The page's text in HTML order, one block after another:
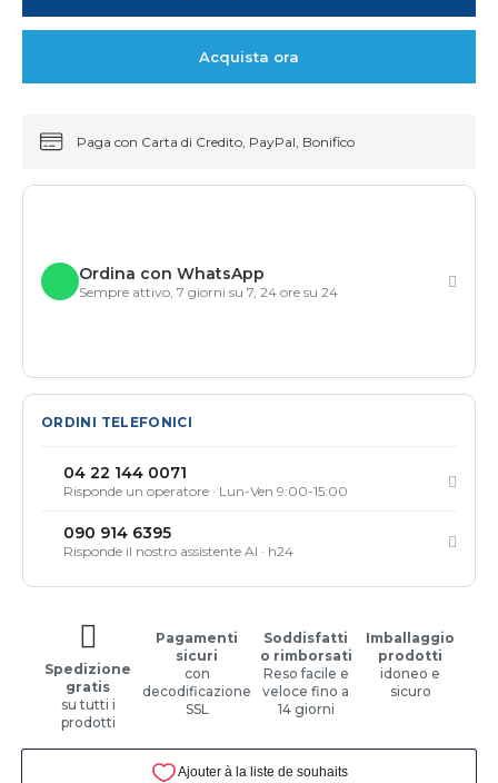
Acquista ora
Paga con Carta di Credito, PayPal, Bonifico
Ordina con WhatsApp
Sempre attivo, 7 giorni su 7, 24 ore su 24
ORDINI TELEFONICI
04 22 144 0071
Risponde un operatore · Lun-Ven 9:00-15:00
090 914 6395
Risponde il nostro assistente AI · h24
Spedizione
gratis
su tutti i
prodotti
Pagamenti
sicuri
con
decodificazione
SSL
Soddisfatti
o rimborsati
Reso facile e
veloce fino a
14 giorni
Imballaggio
prodotti
idoneo e
sicuro